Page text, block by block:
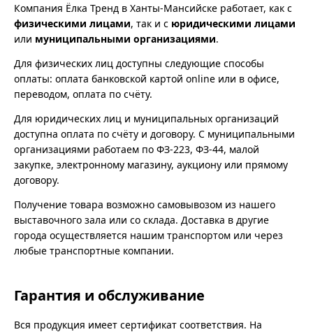
Компания Ёлка Тренд в Ханты-Мансийске работает, как с
физическими лицами, так и с юридическими лицами
или муниципальными организациями.
Для физических лиц доступны следующие способы
оплаты: оплата банковской картой online или в офисе,
переводом, оплата по счёту.
Для юридических лиц и муниципальных организаций
доступна оплата по счёту и договору. С муниципальными
организациями работаем по ФЗ-223, ФЗ-44, малой
закупке, электронному магазину, аукциону или прямому
договору.
Получение товара возможно самовывозом из нашего
выставочного зала или со склада. Доставка в другие
города осуществляется нашим транспортом или через
любые транспортные компании.
Гарантия и обслуживание
Вся продукция имеет сертификат соответствия. На